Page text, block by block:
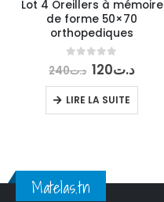
Lot 4 Oreillers à mémoire
de forme 50×70
orthopediques
0 out of 5
د.ت240 Le
prix
initial
était :
د.ت120 Le
prix
LIRE LA SUITE
Matelas.tn